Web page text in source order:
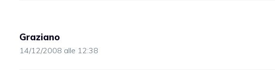
Graziano
14/12/2008 alle 12:38